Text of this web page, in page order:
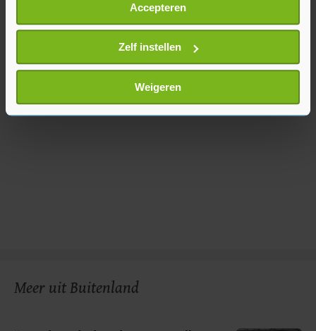
Informatie verzamelen over uw geografische
locatie, die tot een paar meter nauwkeurig kan zijn
Uw apparaat identificeren door het actief te
scannen op specifieke eigenschappen (fingerprinting)
Lees meer over hoe uw persoonlijke gegevens worden
verwerkt en stel uw voorkeuren in het
U kunt uw toestemming op elk moment wijzigen of
Accepteren
Zelf instellen
Weigeren
Meer uit Buitenland